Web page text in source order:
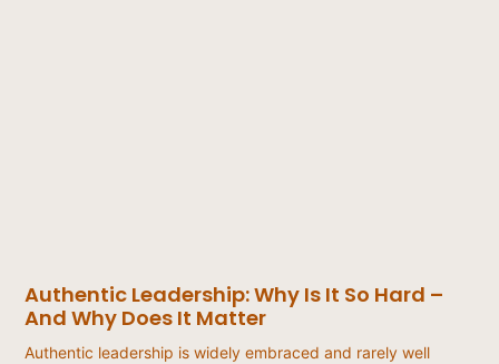
Authentic Leadership: Why Is It So Hard –
And Why Does It Matter
Authentic leadership is widely embraced and rarely well